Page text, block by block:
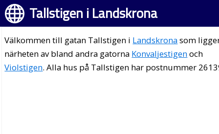
Tallstigen i Landskrona
Välkommen till gatan Tallstigen i Landskronasom
närheten av bland andra gatorna Konvaljestigenoch
Violstigen. Alla hus på Tallstigen har postnummer